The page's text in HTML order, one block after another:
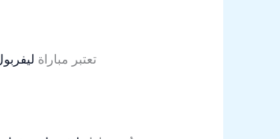
تعتبر مباراة